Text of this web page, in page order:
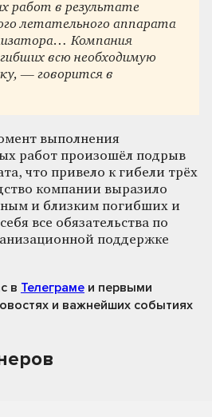
работ в результате
летательного аппарата
Компания
всю необходимую
— говорится в
выполнения
работ произошёл подрыв
что привело к гибели трёх
компании выразило
и близким погибших и
все обязательства по
поддержке
в Телеграме и первыми
и важнейших событиях